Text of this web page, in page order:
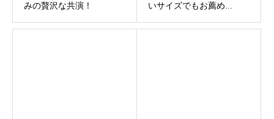
みの贅沢な共演！
いサイズでもお薦め...